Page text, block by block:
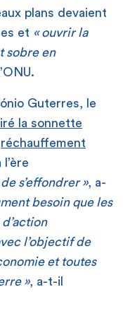
plans devaient
et « ouvrir la
sobre en
Guterres, le
la sonnette
réchauffement
s’effondrer », a-
besoin que les
l’objectif de
et toutes
», a-t-il